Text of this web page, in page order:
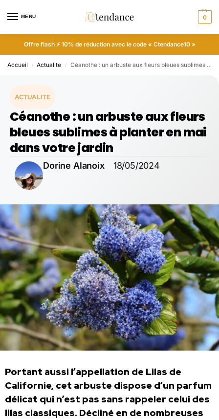
MENU 0
Offre flash ⚡ 10% de réduction avec le code « Ctendance10 »
Accueil / Actualite / Céanothe : un arbuste aux fleurs bleues sublimes à planter en mai dans votre jardin
ACTUALITE
Céanothe : un arbuste aux fleurs
bleues sublimes à planter en mai
dans votre jardin
Dorine Alanoix 18/05/2024
Portant aussi l’appellation de Lilas de
Californie, cet arbuste dispose d’un parfum
délicat qui n’est pas sans rappeler celui des
lilas classiques. Décliné en de nombreuses